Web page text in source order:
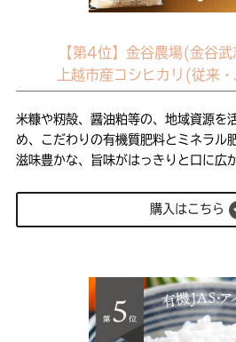
【第4位】金谷農場(金谷
上越市産コシヒカリ(従来
米糠や籾殻、醤油粕等の、地域資源を
め、こだわりの有機質肥料とミネラル
滋味豊かな、旨味がはっきりと口に広
購入はこちら